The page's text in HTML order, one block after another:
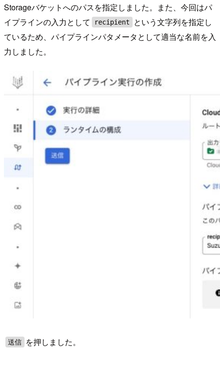
Storageバケットへのパスを指定しました。また、今回はパ
イプラインの入力として
recipient
という文字列を指定し
ているため、パイプラインパタメータとして適当な名前を入
力しました。
送信 を押しました。